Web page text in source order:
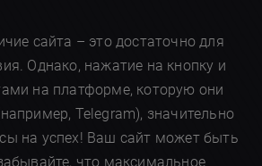
сайта – это достаточно для
Однако, нажатие на кнопку и
на платформе, которую они
Telegram), значительно
на успех! Ваш сайт может быть
что максимальное